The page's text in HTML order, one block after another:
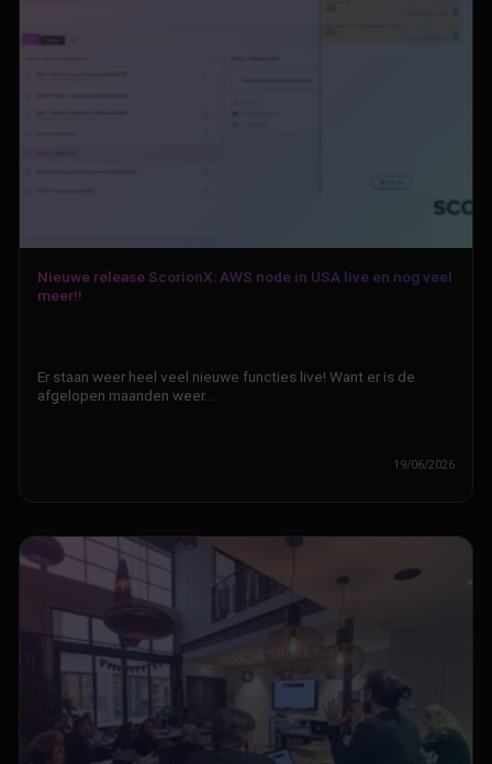
Nieuwe release ScorionX: AWS node in USA live en nog veel
meer!!
19/06/2026
Er staan weer heel veel nieuwe functies live! Want er is de
afgelopen maanden weer…